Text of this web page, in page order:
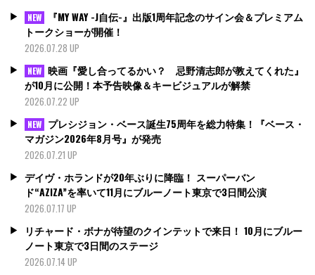
NEW
『MY WAY -J自伝-』出版1周年記念のサイン会＆プレミアム
トークショーが開催！
2026.07.28 UP
NEW 映画『愛し合ってるかい？ 忌野清志郎が教えてくれた』
が10月に公開！本予告映像＆キービジュアルが解禁
2026.07.22 UP
NEW プレシジョン・ベース誕生75周年を総力特集！『ベース・
マガジン2026年8月号』が発売
2026.07.21 UP
デイヴ・ホランドが20年ぶりに降臨！ スーパーバン
ド“AZIZA”を率いて11月にブルーノート東京で3日間公演
2026.07.17 UP
リチャード・ボナが待望のクインテットで来日！ 10月にブルー
ノート東京で3日間のステージ
2026.07.14 UP